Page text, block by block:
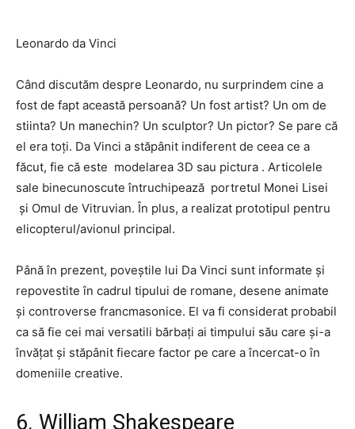
Leonardo da Vinci
Când discutăm despre Leonardo, nu surprindem cine a
fost de fapt această persoană? Un fost artist? Un om de
stiinta? Un manechin? Un sculptor? Un pictor? Se pare că
el era toți. Da Vinci a stăpânit indiferent de ceea ce a
făcut, fie că este modelarea 3D sau pictura . Articolele
sale binecunoscute întruchipează portretul Monei Lisei
și Omul de Vitruvian. În plus, a realizat prototipul pentru
elicopterul/avionul principal.
Până în prezent, poveștile lui Da Vinci sunt informate și
repovestite în cadrul tipului de romane, desene animate
și controverse francmasonice. El va fi considerat probabil
ca să fie cei mai versatili bărbați ai timpului său care și-a
învățat și stăpânit fiecare factor pe care a încercat-o în
domeniile creative.
6. William Shakespeare